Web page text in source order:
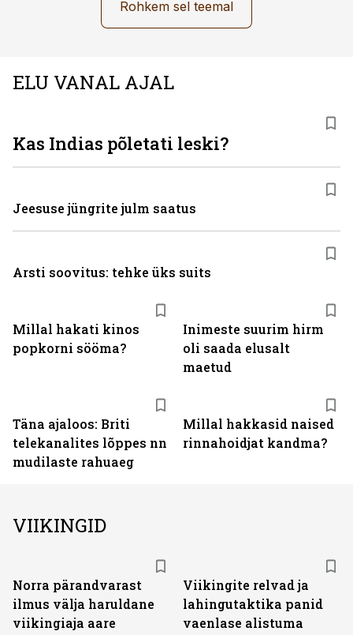
Rohkem sel teemal
ELU VANAL AJAL
Millal hakati kinos
popkorni sööma?
Inimeste suurim hirm
oli saada elusalt
maetud
Täna ajaloos: Briti
telekanalites lõppes nn
mudilaste rahuaeg
Millal hakkasid naised
rinnahoidjat kandma?
Kas Indias põletati leski?
Jeesuse jüngrite julm saatus
Arsti soovitus: tehke üks suits
VIIKINGID
Norra pärandvarast
ilmus välja haruldane
viikingiaja aare
Viikingite relvad ja
lahingutaktika panid
vaenlase alistuma